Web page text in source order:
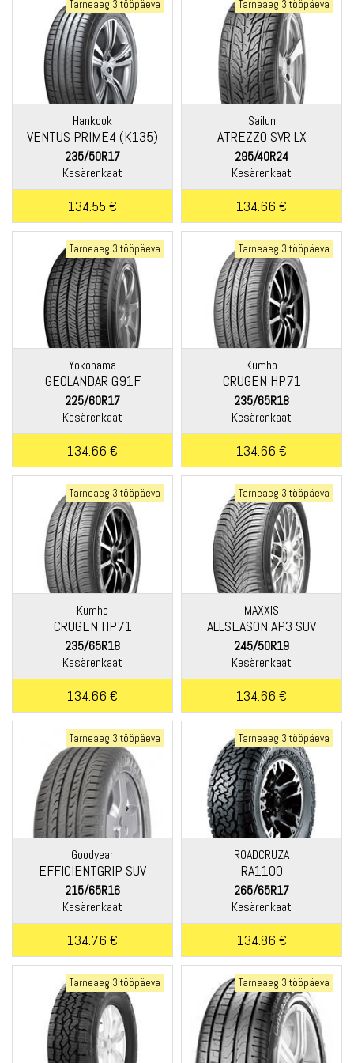
Tarneaeg 3 tööpäeva
Hankook
VENTUS PRIME4 (K135)
235/50R17
Kesärenkaat
134.55 €
Tarneaeg 3 tööpäeva
Sailun
ATREZZO SVR LX
295/40R24
Kesärenkaat
134.66 €
Tarneaeg 3 tööpäeva
Yokohama
GEOLANDAR G91F
225/60R17
Kesärenkaat
134.66 €
Tarneaeg 3 tööpäeva
Kumho
CRUGEN HP71
235/65R18
Kesärenkaat
134.66 €
Tarneaeg 3 tööpäeva
Kumho
CRUGEN HP71
235/65R18
Kesärenkaat
134.66 €
Tarneaeg 3 tööpäeva
MAXXIS
ALLSEASON AP3 SUV
245/50R19
Kesärenkaat
134.66 €
Tarneaeg 3 tööpäeva
Goodyear
EFFICIENTGRIP SUV
215/65R16
Kesärenkaat
134.76 €
Tarneaeg 3 tööpäeva
ROADCRUZA
RA1100
265/65R17
Kesärenkaat
134.86 €
Tarneaeg 3 tööpäeva Tarneaeg 3 tööpäeva